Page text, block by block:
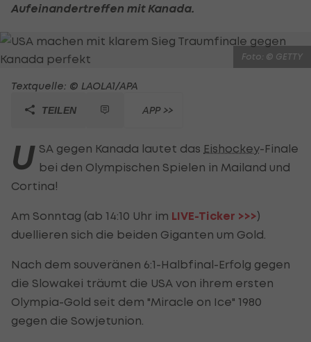
Aufeinandertreffen mit Kanada.
Foto: © GETTY
Textquelle: © LAOLA1/APA
TEILEN APP >>
U SA gegen Kanada lautet das Eishockey-Finale
bei den Olympischen Spielen in Mailand und
Cortina!
Am Sonntag (ab 14:10 Uhr im LIVE-Ticker >>>)
duellieren sich die beiden Giganten um Gold.
Nach dem souveränen 6:1-Halbfinal-Erfolg gegen
die Slowakei träumt die USA von ihrem ersten
Olympia-Gold seit dem "Miracle on Ice" 1980
gegen die Sowjetunion.